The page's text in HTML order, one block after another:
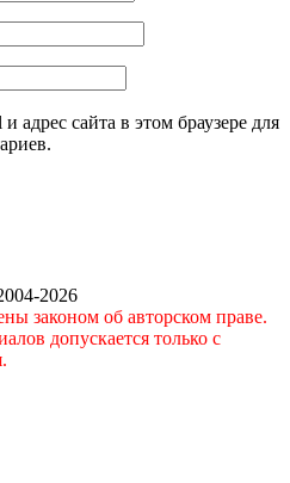
адрес сайта в этом браузере для
2026
законом об авторском праве.
допускается только с